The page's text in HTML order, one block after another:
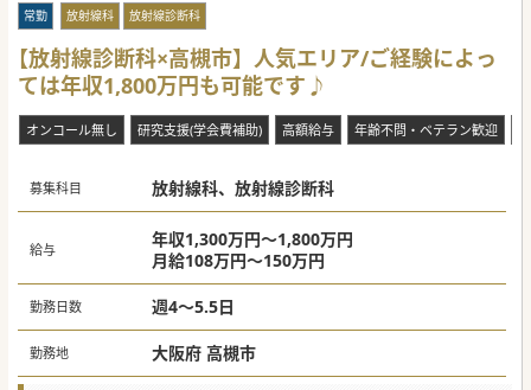
常勤 放射線科 放射線診断科
【放射線診断科×高槻市】人気エリア/ご経験によっ
ては年収1,800万円も可能です♪
オンコール無し 研究支援(学会費補助) 高額給与 年齢不問・ベテラン歓迎
募集科目 放射線科、放射線診断科
給与
年収1,300万円～1,800万円
月給108万円～150万円
勤務日数 週4～5.5日
勤務地 大阪府 高槻市